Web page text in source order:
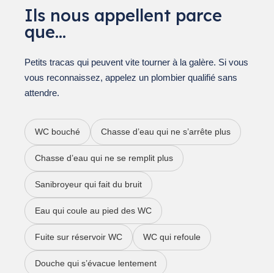
Ils nous appellent parce
que…
Petits tracas qui peuvent vite tourner à la galère. Si vous
vous reconnaissez, appelez un plombier qualifié sans
attendre.
WC bouché Chasse d’eau qui ne s’arrête plus
Chasse d’eau qui ne se remplit plus
Sanibroyeur qui fait du bruit
Eau qui coule au pied des WC
Fuite sur réservoir WC WC qui refoule
Douche qui s’évacue lentement